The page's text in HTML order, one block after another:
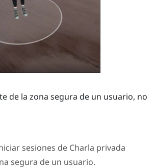
de la zona segura de un usuario, no
sesiones de Charla privada
segura de un usuario.